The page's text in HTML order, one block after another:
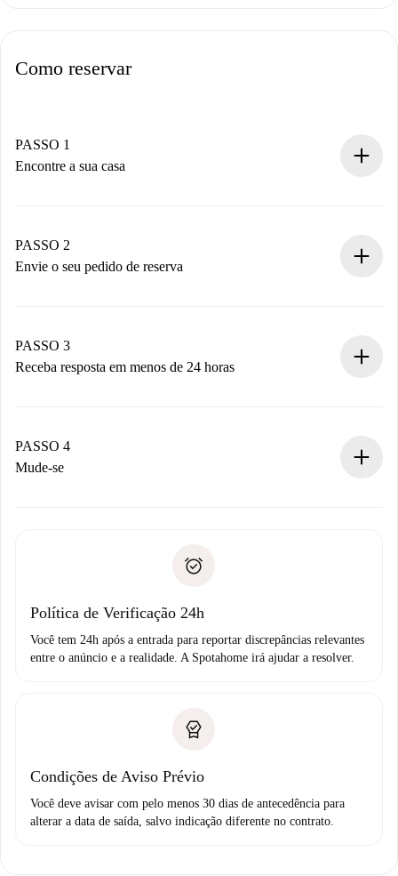
Como reservar
PASSO 1
Encontre a sua casa
Você tem todas as informações necessárias
antecipadamente.
PASSO 2
Envie o seu pedido de reserva
Não cobramos nada até que o proprietário confirme.
PASSO 3
Receba resposta em menos de 24 horas
proprietário.
Se recusada: não cobraremos nada e ofereceremos
Débito direto bancário
PASSO 4
Mude-se
não comunicar nenhum problema.
Política de Verificação 24h
Você tem 24h após a entrada para reportar discrepâncias relevantes
entre o anúncio e a realidade. A Spotahome irá ajudar a resolver.
Condições de Aviso Prévio
Você deve avisar com pelo menos 30 dias de antecedência para
alterar a data de saída, salvo indicação diferente no contrato.